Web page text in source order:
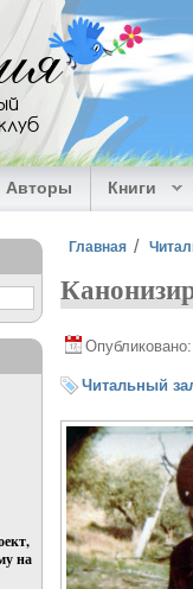
Авторы Книги
Вы здесь
Главная
Читальный
на